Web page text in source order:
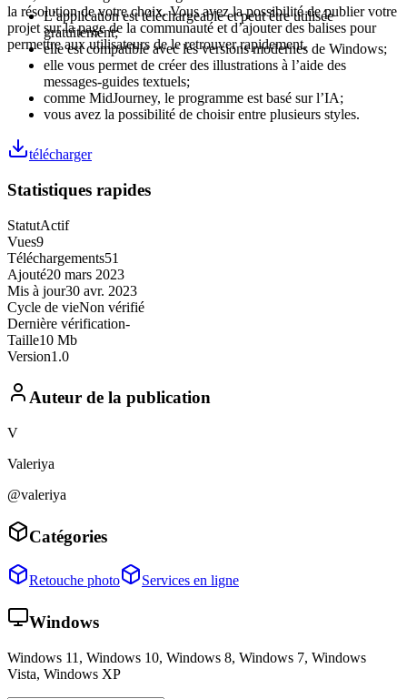
la résolution de votre choix. Vous avez la possibilité de publier votre
projet sur la page de la communauté et d’ajouter des balises pour
permettre aux utilisateurs de le retrouver rapidement.
L’application est téléchargeable et peut être utilisée
gratuitement;
elle est compatible avec les versions modernes de Windows;
elle vous permet de créer des illustrations à l’aide des
messages-guides textuels;
comme MidJourney, le programme est basé sur l’IA;
vous avez la possibilité de choisir entre plusieurs styles.
télécharger
Statistiques rapides
StatutActif
Vues9
Téléchargements51
Ajouté20 mars 2023
Mis à jour30 avr. 2023
Cycle de vieNon vérifié
Dernière vérification-
Taille10 Mb
Version1.0
Auteur de la publication
V
Valeriya
@valeriya
Catégories
Retouche photo Services en ligne
Windows
Windows 11, Windows 10, Windows 8, Windows 7, Windows
Vista, Windows XP